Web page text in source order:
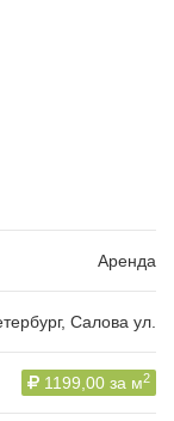
Аренда
Салова ул.
1199,00 за м2